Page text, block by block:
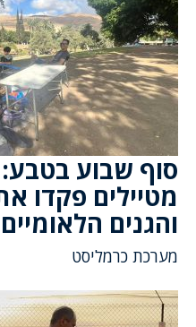
סוף שבוע
מטיילים פקדו
והגנים הלאומיים
מערכת כרמליסט